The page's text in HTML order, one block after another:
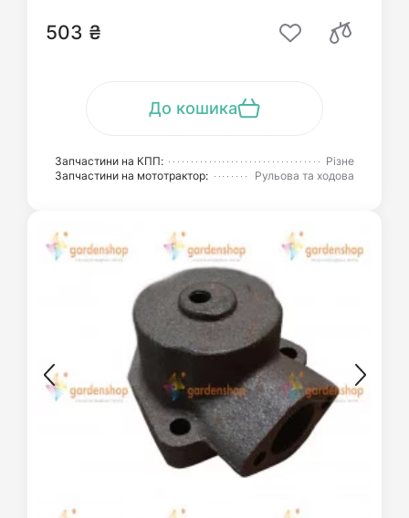
503 ₴
До кошика
Запчастини на КПП:
Різне
Запчастини на мототрактор:
Рульова та ходова